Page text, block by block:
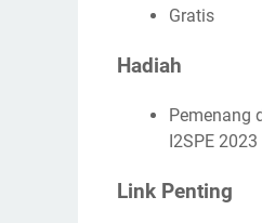
Gratis
Hadiah
Pemenang
I2SPE
Link Penting